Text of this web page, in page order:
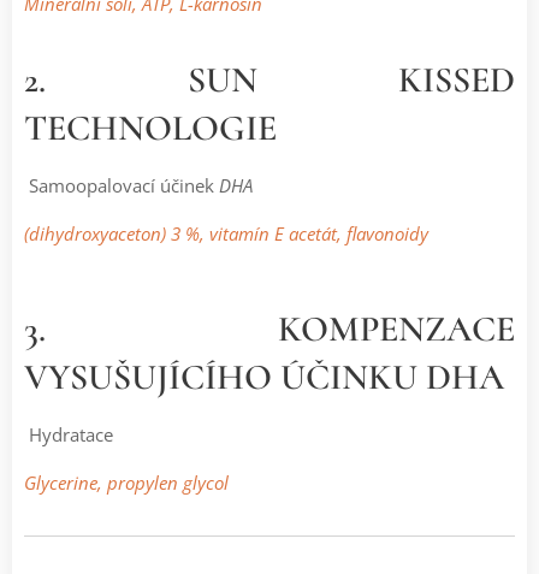
2. SUN KISSED
TECHNOLOGIE
Samoopalovací účinek DHA
(dihydroxyaceton) 3 %, vitamín E acetát, flavonoidy
3. KOMPENZACE
VYSUŠUJÍCÍHO ÚČINKU DHA
Hydratace
Glycerine, propylen glycol